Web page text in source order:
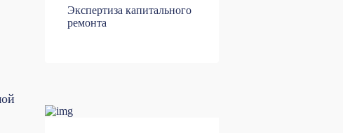
Экспертиза капитального
ремонта